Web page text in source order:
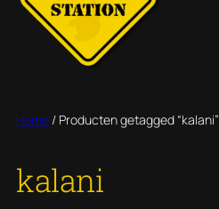
Home / Producten getagged “kalani”
kalani